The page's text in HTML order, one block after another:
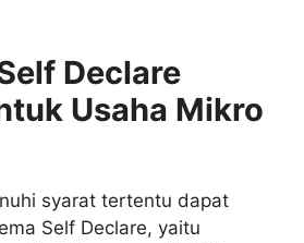
Declare
Usaha Mikro
syarat tertentu dapat
Self Declare, yaitu